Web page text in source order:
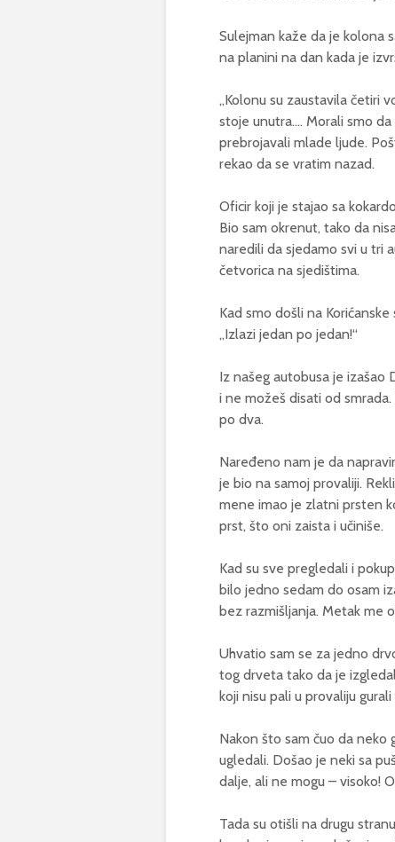
Sulejman kaže da je kolona
na planini na dan kada je
„Kolonu su zaustavila četiri
stoje unutra…. Morali smo
prebrojavali mlade ljude.
rekao da se vratim nazad.
Oficir koji je stajao sa
Bio sam okrenut, tako da
naredili da sjedamo svi u tri
četvorica na sjedištima.
Kad smo došli na
„Izlazi jedan po jedan!“
Iz našeg autobusa je izašao
i ne možeš disati od
po dva.
Naređeno nam je da
je bio na samoj provaliji.
mene imao je zlatni prsten
prst, što oni zaista i učiniše.
Kad su sve pregledali i
bilo jedno sedam do osam
bez razmišljanja. Metak me
Uhvatio sam se za jedno
tog drveta tako da je
koji nisu pali u provaliju gurali
Nakon što sam čuo da
ugledali. Došao je neki sa
dalje, ali ne mogu – visoko!
Tada su otišli na drugu